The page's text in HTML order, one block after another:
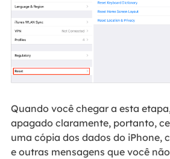
Quando você chegar a esta
apagado claramente, portanto,
uma cópia dos dados do iPhone,
e outras mensagens que você